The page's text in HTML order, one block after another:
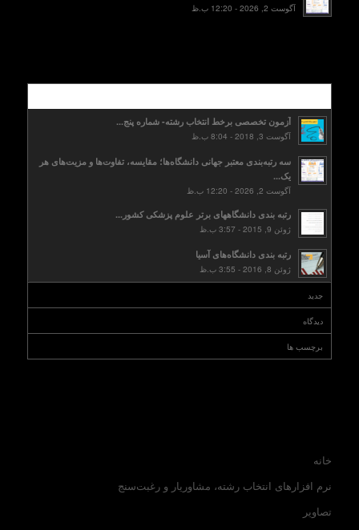
آگوست 2, 2026 - 12:20 ب.ظ
آزمون تخصصی برخط انتخاب رشته- شماره پنج...
آگوست 3, 2018 - 8:04 ب.ظ
سه رتبه‌بندی معتبر جهانی دانشگاه‌ها؛ مقایسه، تفاوت‌ها و مزیت‌های هر
یک...
آگوست 2, 2026 - 12:20 ب.ظ
رتبه بندی دانشگاههای برتر علوم پزشکی کشور...
ژوئن 9, 2015 - 3:57 ب.ظ
رتبه بندی دانشگاه‌های آسیا
ژوئن 8, 2016 - 3:55 ب.ظ
جدید
دیدگاه
برچسب ها
خانه
نرم افزارهای انتخاب رشته، مشاوریار و رغبت‌سنج
تصاویر